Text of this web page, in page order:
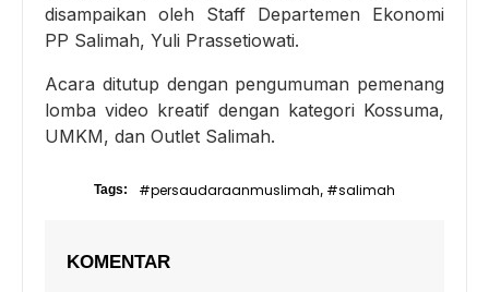
disampaikan oleh Staff Departemen Ekonomi
PP Salimah, Yuli Prassetiowati.
Acara ditutup dengan pengumuman pemenang
lomba video kreatif dengan kategori Kossuma,
UMKM, dan Outlet Salimah.
Tags: #persaudaraanmuslimah, #salimah
KOMENTAR